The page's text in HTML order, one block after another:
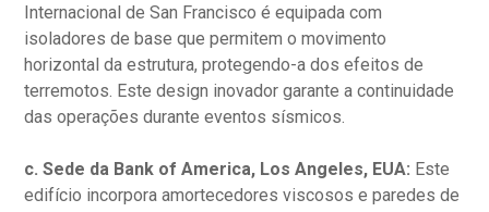
Internacional de San Francisco é equipada com
isoladores de base que permitem o movimento
horizontal da estrutura, protegendo-a dos efeitos de
terremotos. Este design inovador garante a continuidade
das operações durante eventos sísmicos.
c. Sede da Bank of America, Los Angeles, EUA: Este
edifício incorpora amortecedores viscosos e paredes de